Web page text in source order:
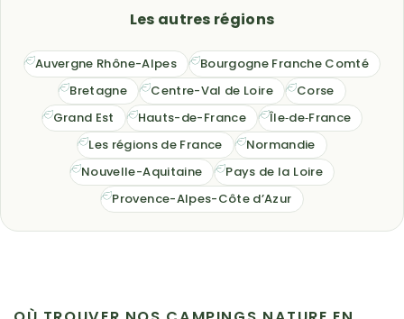
Les autres régions
Auvergne Rhône-Alpes
Bourgogne Franche Comté
Bretagne
Centre-Val de Loire
Corse
Grand Est
Hauts-de-France
Île‑de‑France
Les régions de France
Normandie
Nouvelle-Aquitaine
Pays de la Loire
Provence-Alpes-Côte d’Azur